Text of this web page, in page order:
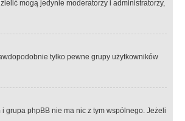
mogą jedynie moderatorzy i administratorzy,
tylko pewne grupy użytkowników
grupa phpBB nie ma nic z tym wspólnego. Jeżeli